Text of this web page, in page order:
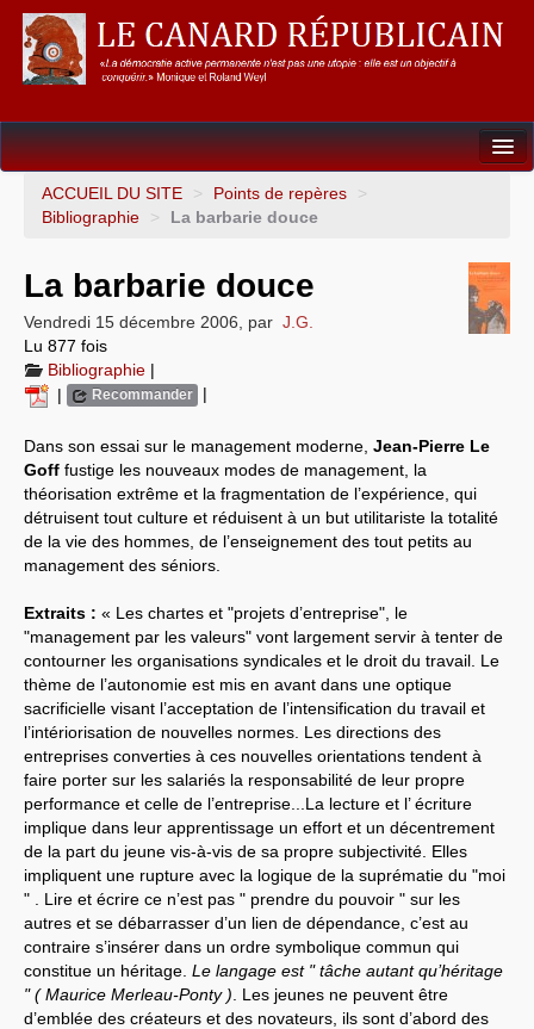
Dossiers
Points de repères
Un éléphant, ça trompe énormément !
Gouvernance mondiale & mondialisation
Résistances
L’Empire américain
Systèmes & société sous contrôle
Nouvelles de l’antirépublique
Crises "Covid-19 & H1N1"
Guerre en Ukraine
ACCUEIL DU SITE > Points de repères
>
Bibliographie
> La barbarie douce
La barbarie douce
Vendredi 15 décembre 2006 par J.G.
Lu 877 fois
Bibliographie |
|
Recommander |
Dans son essai sur le management moderne, Jean-Pierre Le
Goff fustige les nouveaux modes de management, la
théorisation extrême et la fragmentation de l’expérience, qui
détruisent tout culture et réduisent à un but utilitariste la totalité
de la vie des hommes, de l’enseignement des tout petits au
management des séniors.
Extraits : « Les chartes et "projets d’entreprise", le
"management par les valeurs" vont largement servir à tenter de
contourner les organisations syndicales et le droit du travail. Le
thème de l’autonomie est mis en avant dans une optique
sacrificielle visant l’acceptation de l’intensification du travail et
l’intériorisation de nouvelles normes. Les directions des
entreprises converties à ces nouvelles orientations tendent à
faire porter sur les salariés la responsabilité de leur propre
performance et celle de l’entreprise...La lecture et l’ écriture
implique dans leur apprentissage un effort et un décentrement
de la part du jeune vis-à-vis de sa propre subjectivité. Elles
impliquent une rupture avec la logique de la suprématie du "moi
" . Lire et écrire ce n’est pas " prendre du pouvoir " sur les
autres et se débarrasser d’un lien de dépendance, c’est au
contraire s’insérer dans un ordre symbolique commun qui
constitue un héritage. Le langage est " tâche autant qu’héritage
" ( Maurice Merleau-Ponty ) . Les jeunes ne peuvent être
d’emblée des créateurs et des novateurs, ils sont d’abord des